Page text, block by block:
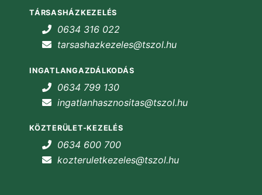
TÁRSASHÁZKEZELÉS
0634 316 022
tarsashazkezeles@tszol.hu
INGATLANGAZDÁLKODÁS
0634 799 130
ingatlanhasznositas@tszol.hu
KÖZTERÜLET-KEZELÉS
0634 600 700
kozteruletkezeles@tszol.hu